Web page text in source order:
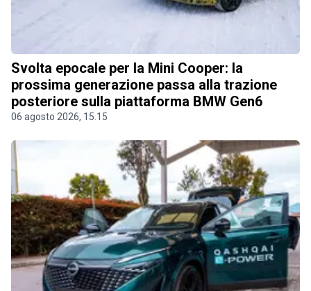
Svolta epocale per la Mini Cooper: la
prossima generazione passa alla trazione
posteriore sulla piattaforma BMW Gen6
06 agosto 2026, 15.15